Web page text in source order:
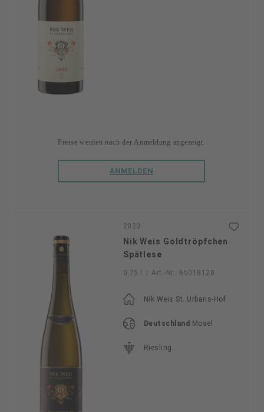
Preise werden nach der Anmeldung angezeigt.
ANMELDEN
2020
Nik Weis Goldtröpfchen
Spätlese
0.75 l | Art.-Nr.: 65018120
Nik Weis St. Urbans-Hof
Deutschland Mosel
Riesling